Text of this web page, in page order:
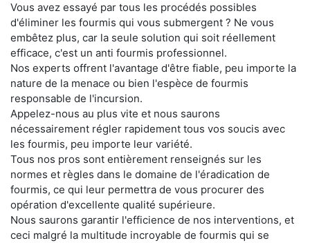
Vous avez essayé par tous les procédés possibles
d'éliminer les fourmis qui vous submergent ? Ne vous
embêtez plus, car la seule solution qui soit réellement
efficace, c'est un anti fourmis professionnel.
Nos experts offrent l'avantage d'être fiable, peu importe la
nature de la menace ou bien l'espèce de fourmis
responsable de l'incursion.
Appelez-nous au plus vite et nous saurons
nécessairement régler rapidement tous vos soucis avec
les fourmis, peu importe leur variété.
Tous nos pros sont entièrement renseignés sur les
normes et règles dans le domaine de l'éradication de
fourmis, ce qui leur permettra de vous procurer des
opération d'excellente qualité supérieure.
Nous saurons garantir l'efficience de nos interventions, et
ceci malgré la multitude incroyable de fourmis qui se